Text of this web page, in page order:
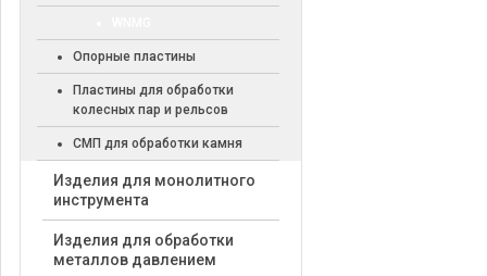
Опорные пластины
Пластины для обработки
колесных пар и рельсов
СМП для обработки камня
Изделия для монолитного
инструмента
Изделия для обработки
металлов давлением